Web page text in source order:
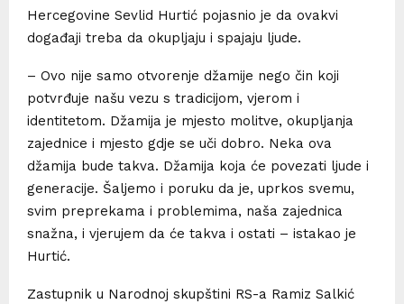
Hercegovine Sevlid Hurtić pojasnio je da ovakvi
događaji treba da okupljaju i spajaju ljude.
– Ovo nije samo otvorenje džamije nego čin koji
potvrđuje našu vezu s tradicijom, vjerom i
identitetom. Džamija je mjesto molitve, okupljanja
zajednice i mjesto gdje se uči dobro. Neka ova
džamija bude takva. Džamija koja će povezati ljude i
generacije. Šaljemo i poruku da je, uprkos svemu,
svim preprekama i problemima, naša zajednica
snažna, i vjerujem da će takva i ostati – istakao je
Hurtić.
Zastupnik u Narodnoj skupštini RS-a Ramiz Salkić